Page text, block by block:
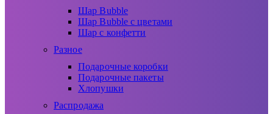
Шар Bubble
Шар Bubble с цветами
Шар с конфетти
Разное
Подарочные коробки
Подарочные пакеты
Хлопушки
Распродажа